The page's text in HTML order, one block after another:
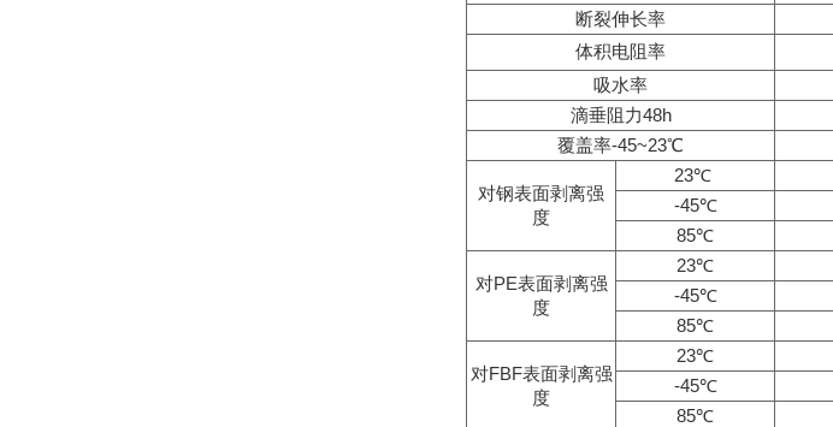
断裂伸长率
体积电阻率
吸水率
滴垂阻力48h
覆盖率-45~23℃
对钢表面剥离强
度
23℃
-45℃
85℃
对PE表面剥离强
度
23℃
-45℃
85℃
对FBF表面剥离强
度
23℃
-45℃
85℃